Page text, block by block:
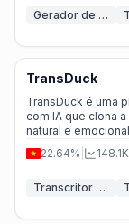
Gerador de notas IA
TransDuck
TransDuck é uma
com IA que clona
natural e
22.64%
148.1K
Transcritor de IA